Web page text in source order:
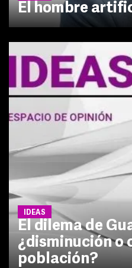
El hombre
IDEAS
El dilema de
¿disminución o
población?